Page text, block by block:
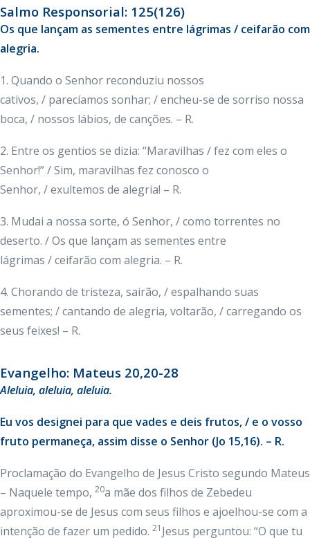
Salmo Responsorial: 125(126)
Os que lançam as sementes entre lágrimas / ceifarão com
alegria.
1. Quando o Senhor reconduziu nossos
cativos, / parecíamos sonhar; / encheu-se de sorriso nossa
boca, / nossos lábios, de canções. – R.
2. Entre os gentios se dizia: “Maravilhas / fez com eles o
Senhor!” / Sim, maravilhas fez conosco o
Senhor, / exultemos de alegria! – R.
3. Mudai a nossa sorte, ó Senhor, / como torrentes no
deserto. / Os que lançam as sementes entre
lágrimas / ceifarão com alegria. – R.
4. Chorando de tristeza, sairão, / espalhando suas
sementes; / cantando de alegria, voltarão, / carregando os
seus feixes! – R.
Evangelho: Mateus 20,20-28
Aleluia, aleluia, aleluia.
Eu vos designei para que vades e deis frutos, / e o vosso
fruto permaneça, assim disse o Senhor (Jo 15,16). – R.
Proclamação do Evangelho de Jesus Cristo segundo Mateus
– Naquele tempo, 20a mãe dos filhos de Zebedeu
aproximou-se de Jesus com seus filhos e ajoelhou-se com a
intenção de fazer um pedido. 21 Jesus perguntou: “O que tu